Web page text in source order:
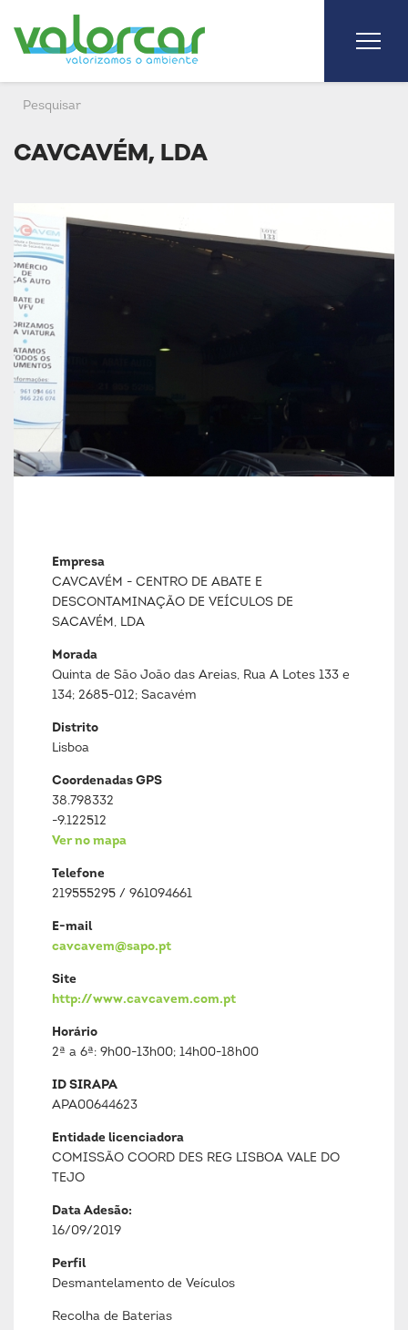
CAVCAVÉM, LDA
Empresa
CAVCAVÉM - CENTRO DE ABATE E
DESCONTAMINAÇÃO DE VEÍCULOS DE
SACAVÉM, LDA
Morada
Quinta de São João das Areias, Rua A Lotes 133 e
134; 2685-012; Sacavém
Distrito
Lisboa
Coordenadas GPS
38.798332
-9.122512
Ver no mapa
Telefone
219555295 / 961094661
E-mail
cavcavem@sapo.pt
Site
http://www.cavcavem.com.pt
Horário
2ª a 6ª: 9h00-13h00; 14h00-18h00
ID SIRAPA
APA00644623
Entidade licenciadora
COMISSÃO COORD DES REG LISBOA VALE DO
TEJO
Data Adesão:
16/09/2019
Perfil
Desmantelamento de Veículos
Recolha de Baterias